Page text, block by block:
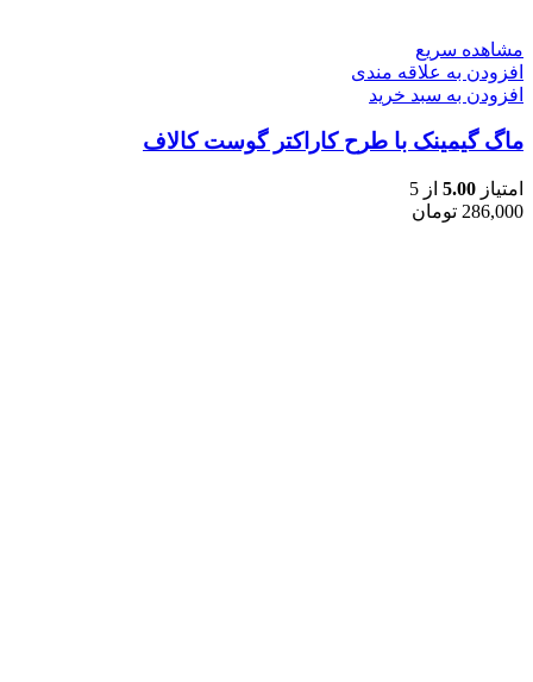
مشاهده سریع
افزودن به علاقه مندی
افزودن به سبد خرید
ماگ گیمینک با طرح کاراکتر گوست کالاف
امتیاز 5.00 از 5
286,000 تومان